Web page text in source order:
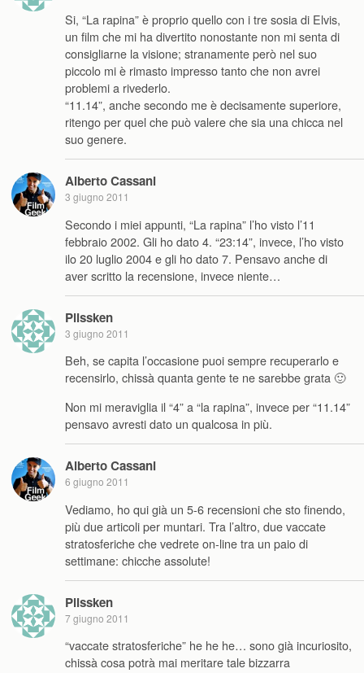
Si, “La rapina” è proprio quello con i tre sosia di Elvis,
un film che mi ha divertito nonostante non mi senta di
consigliarne la visione; stranamente però nel suo
piccolo mi è rimasto impresso tanto che non avrei
problemi a rivederlo.
“11.14”, anche secondo me è decisamente superiore,
ritengo per quel che può valere che sia una chicca nel
suo genere.
Alberto Cassani
3 giugno 2011
Secondo i miei appunti, “La rapina” l’ho visto l’11
febbraio 2002. Gli ho dato 4. “23:14”, invece, l’ho visto
ilo 20 luglio 2004 e gli ho dato 7. Pensavo anche di
aver scritto la recensione, invece niente…
Plissken
3 giugno 2011
Beh, se capita l’occasione puoi sempre recuperarlo e
recensirlo, chissà quanta gente te ne sarebbe grata 🙂
Non mi meraviglia il “4” a “la rapina”, invece per “11.14”
pensavo avresti dato un qualcosa in più.
Alberto Cassani
6 giugno 2011
Vediamo, ho qui già un 5-6 recensioni che sto finendo,
più due articoli per muntari. Tra l’altro, due vaccate
stratosferiche che vedrete on-line tra un paio di
settimane: chicche assolute!
Plissken
7 giugno 2011
“vaccate stratosferiche” he he he… sono già incuriosito,
chissà cosa potrà mai meritare tale bizzarra